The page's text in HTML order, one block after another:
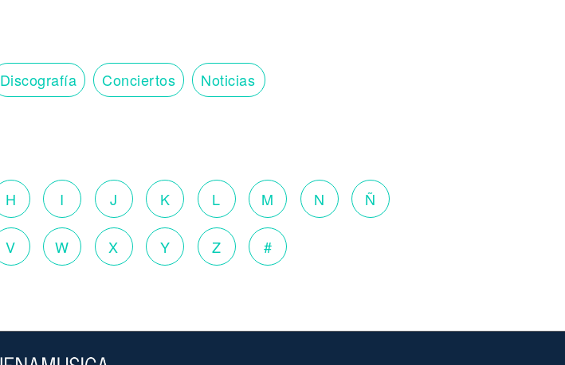
Discografía Conciertos Noticias
H I J K L M N Ñ
V W X Y Z #